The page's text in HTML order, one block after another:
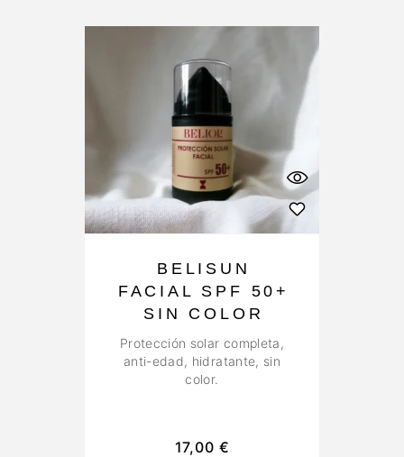
BELISUN
FACIAL SPF 50+
SIN COLOR
Protección solar completa,
anti-edad, hidratante, sin
color.
17,00 €